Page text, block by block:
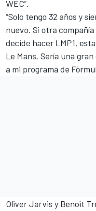
WEC”.
“Solo tengo 32 años y
nuevo. Si otra
decide hacer LMP1,
Le Mans. Sería una
a mi programa de
Oliver Jarvis y Benoit